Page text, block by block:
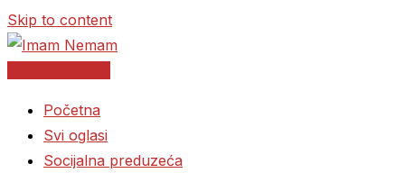
Skip to content
Početna
Svi oglasi
Socijalna preduzeća